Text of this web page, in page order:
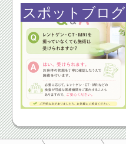
スポットブログ